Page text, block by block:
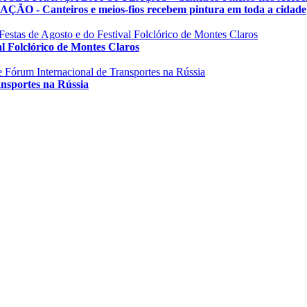
- Canteiros e meios-fios recebem pintura em toda a cidade
Folclórico de Montes Claros
na Rússia